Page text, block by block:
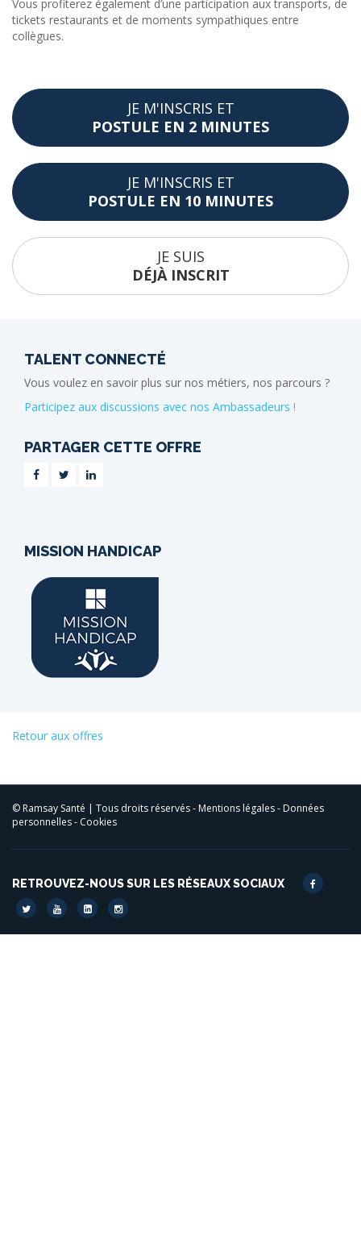
Vous profiterez également d’une participation aux transports, de
tickets restaurants et de moments sympathiques entre
collègues.
JE M'INSCRIS ET
POSTULE EN 2 MINUTES
JE M'INSCRIS ET
POSTULE EN 10 MINUTES
JE SUIS
DÉJÀ INSCRIT
TALENT CONNECTÉ
Vous voulez en savoir plus sur nos métiers, nos parcours ?
Participez aux discussions avec nos Ambassadeurs !
PARTAGER CETTE OFFRE
MISSION HANDICAP
Retour aux offres
© Ramsay Santé | Tous droits réservés - Mentions légales- Données
personnelles- Cookies
RETROUVEZ-NOUS SUR LES RÉSEAUX SOCIAUX